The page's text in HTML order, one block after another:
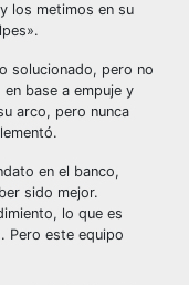
los metimos en su
solucionado, pero no
base a empuje y
arco, pero nunca
en el banco,
sido mejor.
lo que es
Pero este equipo